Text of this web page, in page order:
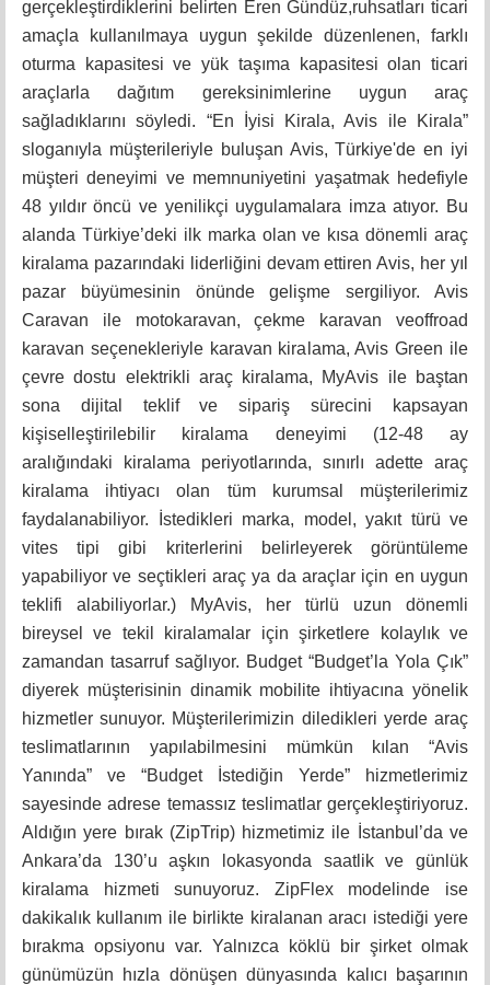
gerçekleştirdiklerini belirten Eren Gündüz,ruhsatları ticari
amaçla kullanılmaya uygun şekilde düzenlenen, farklı
oturma kapasitesi ve yük taşıma kapasitesi olan ticari
araçlarla dağıtım gereksinimlerine uygun araç
sağladıklarını söyledi. “En İyisi Kirala, Avis ile Kirala”
sloganıyla müşterileriyle buluşan Avis, Türkiye'de en iyi
müşteri deneyimi ve memnuniyetini yaşatmak hedefiyle
48 yıldır öncü ve yenilikçi uygulamalara imza atıyor. Bu
alanda Türkiye’deki ilk marka olan ve kısa dönemli araç
kiralama pazarındaki liderliğini devam ettiren Avis, her yıl
pazar büyümesinin önünde gelişme sergiliyor. Avis
Caravan ile motokaravan, çekme karavan veoffroad
karavan seçenekleriyle karavan kiralama, Avis Green ile
çevre dostu elektrikli araç kiralama, MyAvis ile baştan
sona dijital teklif ve sipariş sürecini kapsayan
kişiselleştirilebilir kiralama deneyimi (12-48 ay
aralığındaki kiralama periyotlarında, sınırlı adette araç
kiralama ihtiyacı olan tüm kurumsal müşterilerimiz
faydalanabiliyor. İstedikleri marka, model, yakıt türü ve
vites tipi gibi kriterlerini belirleyerek görüntüleme
yapabiliyor ve seçtikleri araç ya da araçlar için en uygun
teklifi alabiliyorlar.) MyAvis, her türlü uzun dönemli
bireysel ve tekil kiralamalar için şirketlere kolaylık ve
zamandan tasarruf sağlıyor. Budget “Budget’la Yola Çık”
diyerek müşterisinin dinamik mobilite ihtiyacına yönelik
hizmetler sunuyor. Müşterilerimizin diledikleri yerde araç
teslimatlarının yapılabilmesini mümkün kılan “Avis
Yanında” ve “Budget İstediğin Yerde” hizmetlerimiz
sayesinde adrese temassız teslimatlar gerçekleştiriyoruz.
Aldığın yere bırak (ZipTrip) hizmetimiz ile İstanbul’da ve
Ankara’da 130’u aşkın lokasyonda saatlik ve günlük
kiralama hizmeti sunuyoruz. ZipFlex modelinde ise
dakikalık kullanım ile birlikte kiralanan aracı istediği yere
bırakma opsiyonu var. Yalnızca köklü bir şirket olmak
günümüzün hızla dönüşen dünyasında kalıcı başarının